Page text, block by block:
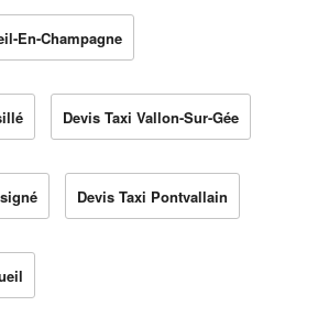
En-Champagne
Devis Taxi Vallon-Sur-Gée
Devis Taxi Pontvallain